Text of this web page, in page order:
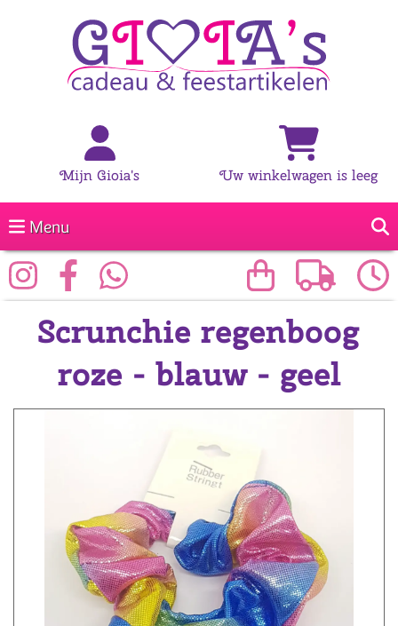
Mijn Gioia's Uw winkelwagen is leeg
Menu
Scrunchie regenboog
roze - blauw - geel